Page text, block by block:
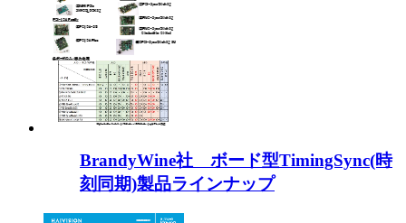
BrandyWine社 ボード型TimingSync(時
刻同期)製品ラインナップ